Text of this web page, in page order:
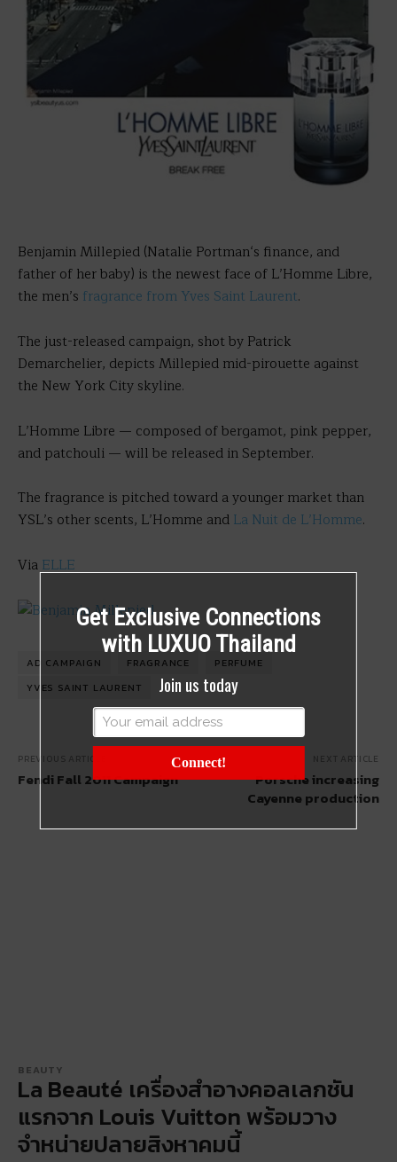
Benjamin Millepied (Natalie Portman‘s finance, and
father of her baby) is the newest face of L’Homme Libre,
the men’s fragrance from Yves Saint Laurent.
The just-released campaign, shot by Patrick
Demarchelier, depicts Millepied mid-pirouette against
the New York City skyline.
L’Homme Libre — composed of bergamot, pink pepper,
and patchouli — will be released in September.
The fragrance is pitched toward a younger market than
YSL’s other scents, L’Homme and La Nuit de L’Homme.
Via ELLE
AD CAMPAIGN FRAGRANCE
PERFUME
YVES SAINT LAURENT
PREVIOUS ARTICLE
Fendi Fall 2011 Campaign
NEXT ARTICLE
Porsche increasing
Cayenne production
BEAUTY
La Beauté เครื่องสำอางคอลเลกชัน
แรกจาก Louis Vuitton พร้อมวาง
จำหน่ายปลายสิงหาคมนี้
Get Exclusive Connections
with LUXUO Thailand
Join us today
Connect!